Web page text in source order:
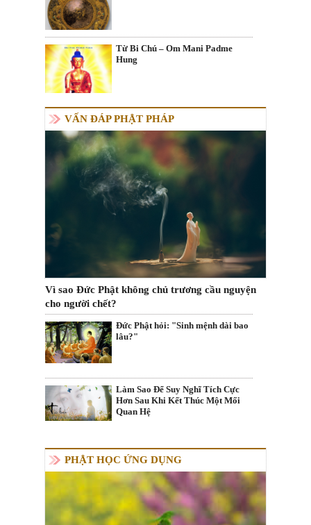
Từ Bi Chú – Om Mani Padme
Hung
VẤN ĐÁP PHẬT PHÁP
Vì sao Đức Phật không chủ trương cầu nguyện
cho người chết?
Đức Phật hỏi: "Sinh mệnh dài bao
lâu?"
Làm Sao Để Suy Nghĩ Tích Cực
Hơn Sau Khi Kết Thúc Một Mối
Quan Hệ
PHẬT HỌC ỨNG DỤNG